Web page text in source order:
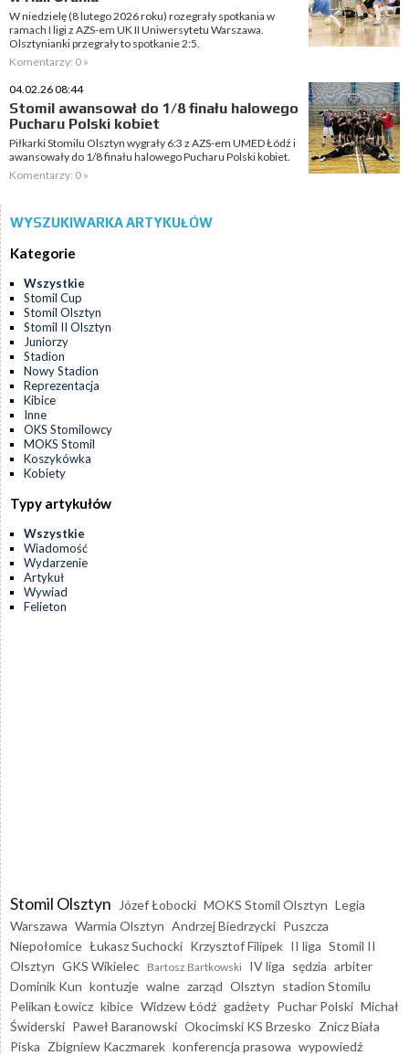
W niedzielę (8 lutego 2026 roku) rozegrały spotkania w
ramach I ligi z AZS-em UK II Uniwersytetu Warszawa.
Olsztynianki przegrały to spotkanie 2:5.
Komentarzy: 0 »
04.02.26 08:44
Stomil awansował do 1/8 finału halowego
Pucharu Polski kobiet
Piłkarki Stomilu Olsztyn wygrały 6:3 z AZS-em UMED Łódź i
awansowały do 1/8 finału halowego Pucharu Polski kobiet.
Komentarzy: 0 »
WYSZUKIWARKA ARTYKUŁÓW
Kategorie
Wszystkie
Stomil Cup
Stomil Olsztyn
Stomil II Olsztyn
Juniorzy
Stadion
Nowy Stadion
Reprezentacja
Kibice
Inne
OKS Stomilowcy
MOKS Stomil
Koszykówka
Kobiety
Typy artykułów
Wszystkie
Wiadomość
Wydarzenie
Artykuł
Wywiad
Felieton
Stomil Olsztyn Józef Łobocki MOKS Stomil Olsztyn Legia
Warszawa Warmia Olsztyn Andrzej Biedrzycki Puszcza
Niepołomice Łukasz Suchocki Krzysztof Filipek II liga Stomil II
Olsztyn GKS Wikielec Bartosz Bartkowski IV liga sędzia arbiter
Dominik Kun kontuzje walne zarząd Olsztyn stadion Stomilu
Pelikan Łowicz kibice Widzew Łódź gadżety Puchar Polski Michał
Świderski Paweł Baranowski Okocimski KS Brzesko Znicz Biała
Piska Zbigniew Kaczmarek konferencja prasowa wypowiedź